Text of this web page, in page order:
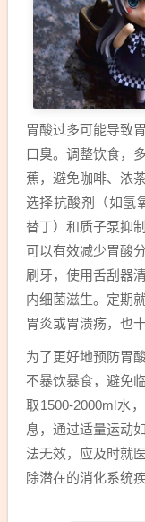
胃酸过多可能导致
口臭。调整饮食，
蕉，避免咖啡、浓
选择抗酸剂（如氢
替丁）和质子泵抑
可以有效减少胃酸
刷牙，使用舌刮器
内细菌滋生。定期
胃炎或胃溃疡，也
为了更好地预防胃
不暴饮暴食，避免
取1500-2000ml水
息，通过适量运动
法无效，应及时就
除潜在的消化系统疾